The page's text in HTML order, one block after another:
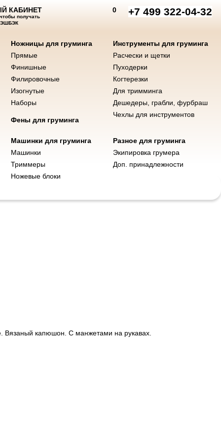
+7 499 322-04-32
0
КАБИНЕТ
получать
для груминга Машинки и ножи Фены Разное для груминга
Ножницы для груминга
Прямые
Финишные
Филировочные
Изогнутые
Наборы
Машинки
Триммеры
Ножевые блоки
Расчески и щетки
Для тримминга
Когтерезки
Пуходерки
Чехлы для инструментов
Экипировка грумера
Доп. принадлежности
Инструменты для груминга
Фены для груминга
Дешедеры, грабли, фурбраш
Машинки для груминга Разное для груминга
трикотаж с вязаным
Вязаный капюшон. С манжетами на рукавах.